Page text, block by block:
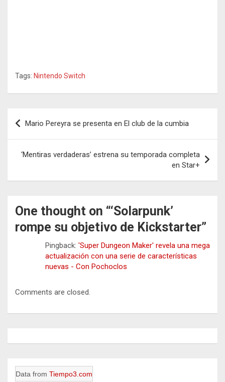
Tags: Nintendo Switch
Navegación
de
entradas
Mario Pereyra se presenta en El club de la cumbia
‘Mentiras verdaderas’ estrena su temporada completa
en Star+
One thought on “‘Solarpunk’
rompe su objetivo de Kickstarter”
Pingback: 'Super Dungeon Maker' revela una mega
actualización con una serie de características
nuevas - Con Pochoclos
Comments are closed.
Data from Tiempo3.com